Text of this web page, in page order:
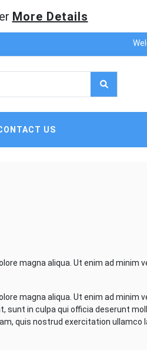
More Details
US
magna aliqua. Ut enim ad minim
magna aliqua. Ut enim ad minim
sunt in culpa qui officia deserunt
quis nostrud exercitation ullamco